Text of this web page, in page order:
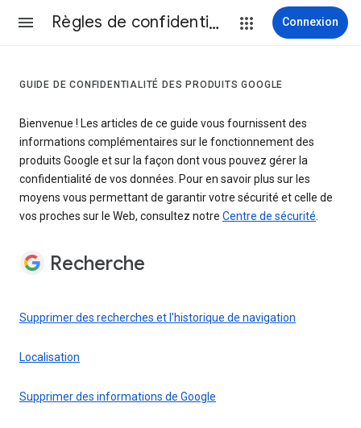
Règles de confidentialité et conditions d’utilisation Connexion
GUIDE DE CONFIDENTIALITÉ DES PRODUITS GOOGLE
Bienvenue ! Les articles de ce guide vous fournissent des
informations complémentaires sur le fonctionnement des
produits Google et sur la façon dont vous pouvez gérer la
confidentialité de vos données. Pour en savoir plus sur les
moyens vous permettant de garantir votre sécurité et celle de
vos proches sur le Web, consultez notre Centre de sécurité.
Recherche
Supprimer des recherches et l'historique de navigation
Localisation
Supprimer des informations de Google